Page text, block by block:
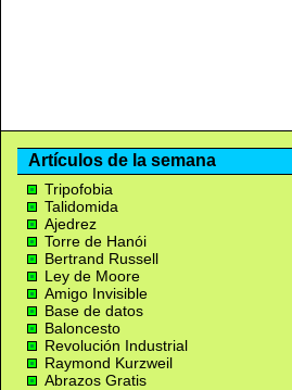
Artículos de la semana
Tripofobia
Talidomida
Ajedrez
Torre de Hanói
Bertrand Russell
Ley de Moore
Amigo Invisible
Base de datos
Baloncesto
Revolución Industrial
Raymond Kurzweil
Abrazos Gratis